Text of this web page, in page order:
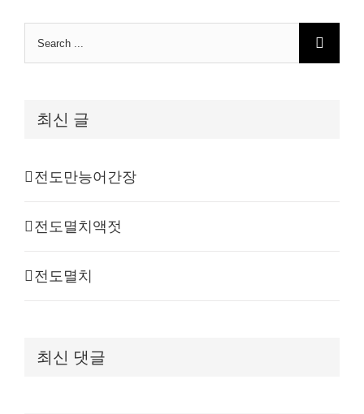
Search
최신 글
전도만능어간장
전도멸치액젓
전도멸치
최신 댓글